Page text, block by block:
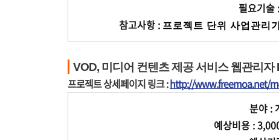
필요기술
참고사항 : 프로젝트 단위 사업관리
VOD, 미디어 컨텐츠 제공 서비스 웹관리
프로젝트 상세페이지 링크 :http://www.freemoa.net/
분야 :
예상비용 :